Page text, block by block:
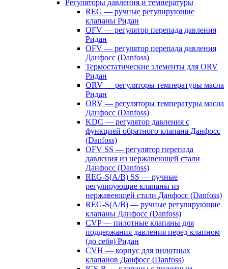
Регуляторы давления и температуры
REG — ручные регулирующие
клапаны Ридан
OFV — регулятор перепада давления
Ридан
OFV — регулятор перепада давления
Данфосс (Danfoss)
Термостатические элементы для ORV
Ридан
ORV — регуляторы температуры масла
Ридан
ORV — регуляторы температуры масла
Данфосс (Danfoss)
KDC — регулятор давления с
функцией обратного клапана Данфосс
(Danfoss)
OFV SS — регулятор перепада
давления из нержавеющей стали
Данфосс (Danfoss)
REG-S(A/B) SS — ручные
регулирующие клапаны из
нержавеющей стали Данфосс (Danfoss)
REG-S(A/B) — ручные регулирующие
клапаны Данфосс (Danfoss)
CVP — пилотные клапаны для
поддержания давления перед клапном
(до себя) Ридан
CVH — корпус для пилотных
клапанов Данфосс (Danfoss)